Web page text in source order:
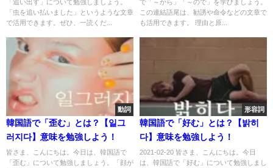
「追い出す」について勉強しましょう。
「虫を追い払いました」というような文章
で活用できます。ぜひ、一読くだ...
で「～から」「～ので」を学びましょう。
この連結語尾は、勧誘や命令などの文章で
も活用できます。 理由と原...
動詞
韓国語で「歪む」とは？【일그
러지다】意味を勉強しよう！
皆さま、こんにちは。今日は、韓国語で
「歪む」について勉強しましょう。「顔が
形容詞
韓国語で「好む」とは？【밝히
다】意味を勉強しよう！
2021-02-20 皆さま、こんにちは。今日
は、韓国語で「好む」について勉強しまし